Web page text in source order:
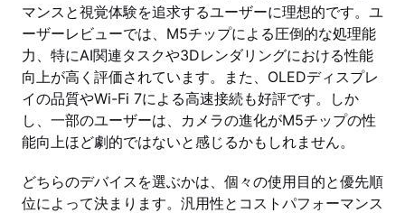
マンスと視覚体験を追求するユーザーに理想的です。ユ
ーザーレビューでは、M5チップによる圧倒的な処理能
力、特にAI関連タスクや3Dレンダリングにおける性能
向上が高く評価されています。また、OLEDディスプレ
イの品質やWi-Fi 7による高速接続も好評です。しか
し、一部のユーザーは、カメラの進化がM5チップの性
能向上ほど劇的ではないと感じるかもしれません。
どちらのデバイスを選ぶかは、個々の使用目的と優先順
位によって決まります。汎用性とコストパフォーマンス